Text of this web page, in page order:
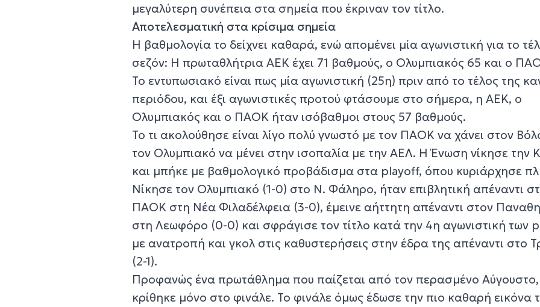
μεγαλύτερη συνέπεια στα σημεία που έκριναν τον τίτλο.
Αποτελεσματική στα κρίσιμα σημεία
Η βαθμολογία το δείχνει καθαρά, ενώ απομένει μία αγωνιστική για το
σεζόν: Η πρωταθλήτρια ΑΕΚ έχει 71 βαθμούς, ο Ολυμπιακός 65 και ο
Το εντυπωσιακό είναι πως μία αγωνιστική (25η) πριν από το τέλος της
περιόδου, και έξι αγωνιστικές προτού φτάσουμε στο σήμερα, η ΑΕΚ, ο
Ολυμπιακός και ο ΠΑΟΚ ήταν ισόβαθμοι στους 57 βαθμούς.
Το τι ακολούθησε είναι λίγο πολύ γνωστό με τον ΠΑΟΚ να χάνει στον
τον Ολυμπιακό να μένει στην ισοπαλία με την ΑΕΛ. Η Ένωση νίκησε την
και μπήκε με βαθμολογικό προβάδισμα στα playoff, όπου κυριάρχησε
Νίκησε τον Ολυμπιακό (1-0) στο Ν. Φάληρo, ήταν επιβλητική απέναντι
ΠΑΟΚ στη Νέα Φιλαδέλφεια (3-0), έμεινε αήττητη απέναντι στον
στη Λεωφόρο (0-0) και σφράγισε τον τίτλο κατά την 4η αγωνιστική των
με ανατροπή και γκολ στις καθυστερήσεις στην έδρα της απέναντι στο
(2-1).
Προφανώς ένα πρωτάθλημα που παίζεται από τον περασμένο Αύγουστο,
κρίθηκε μόνο στο φινάλε. Το φινάλε όμως έδωσε την πιο καθαρή εικόνα